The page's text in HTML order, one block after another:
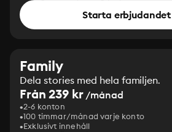
Starta erbjudandet
Family
Dela stories med hela familjen.
Från 239 kr/månad
2-6 konton
100 timmar/månad varje konto
Exklusivt innehåll